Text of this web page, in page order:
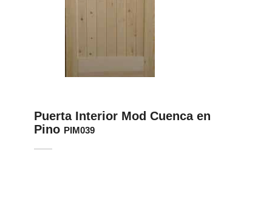
Puerta Interior Mod Cuenca en
Pino PIM039